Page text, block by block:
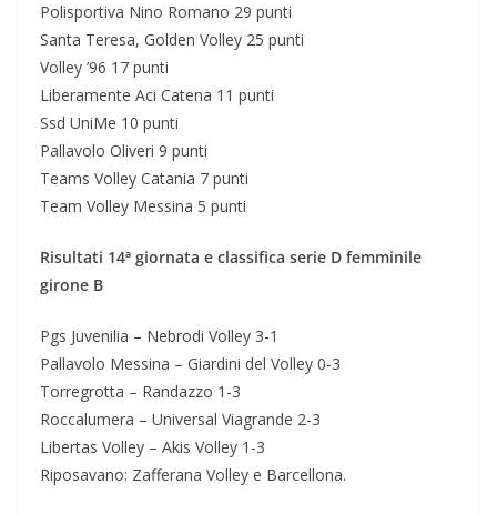
Polisportiva Nino Romano 29 punti
Santa Teresa, Golden Volley 25 punti
Volley ’96 17 punti
Liberamente Aci Catena 11 punti
Ssd UniMe 10 punti
Pallavolo Oliveri 9 punti
Teams Volley Catania 7 punti
Team Volley Messina 5 punti
Risultati 14ª giornata e classifica serie D femminile
girone B
Pgs Juvenilia – Nebrodi Volley 3-1
Pallavolo Messina – Giardini del Volley 0-3
Torregrotta – Randazzo 1-3
Roccalumera – Universal Viagrande 2-3
Libertas Volley – Akis Volley 1-3
Riposavano: Zafferana Volley e Barcellona.